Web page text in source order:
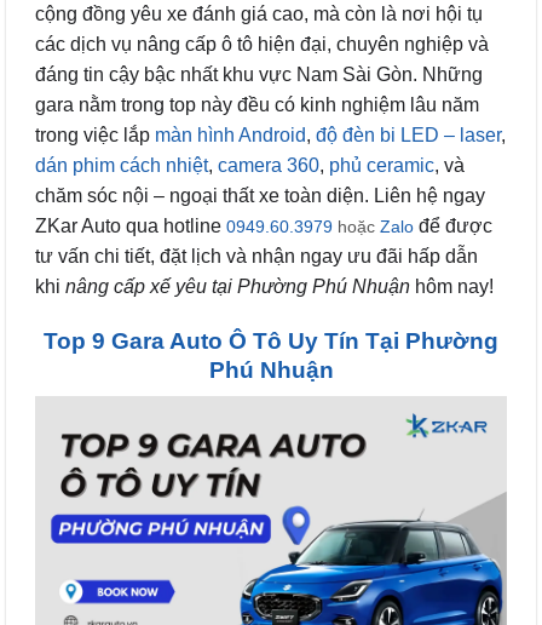
cộng đồng yêu xe đánh giá cao, mà còn là nơi hội tụ
các dịch vụ nâng cấp ô tô hiện đại, chuyên nghiệp và
đáng tin cậy bậc nhất khu vực Nam Sài Gòn. Những
gara nằm trong top này đều có kinh nghiệm lâu năm
trong việc lắp màn hình Android, độ đèn bi LED – laser,
dán phim cách nhiệt, camera 360, phủ ceramic, và
chăm sóc nội – ngoại thất xe toàn diện. Liên hệ ngay
ZKar Auto qua hotline 0949.60.3979 hoặc Zalo để được
tư vấn chi tiết, đặt lịch và nhận ngay ưu đãi hấp dẫn
khi nâng cấp xế yêu tại Phường Phú Nhuận hôm nay!
Top 9 Gara Auto Ô Tô Uy Tín Tại Phường
Phú Nhuận